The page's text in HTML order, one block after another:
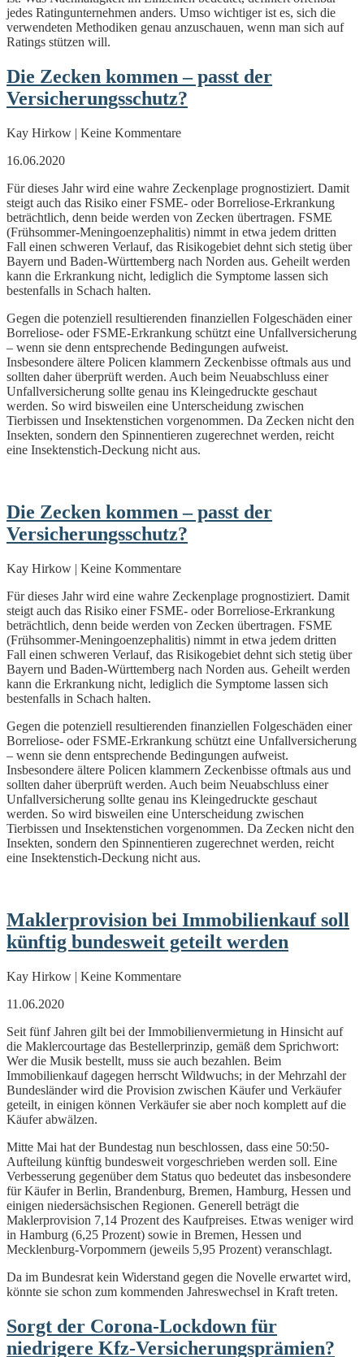
jedes Ratingunternehmen anders. Umso wichtiger ist es, sich die
verwendeten Methodiken genau anzuschauen, wenn man sich auf
Ratings stützen will.
Die Zecken kommen – passt der
Versicherungsschutz?
Kay Hirkow | Keine Kommentare
16.06.2020
Für dieses Jahr wird eine wahre Zeckenplage prognostiziert. Damit
steigt auch das Risiko einer FSME- oder Borreliose-Erkrankung
beträchtlich, denn beide werden von Zecken übertragen. FSME
(Frühsommer-Meningoenzephalitis) nimmt in etwa jedem dritten
Fall einen schweren Verlauf, das Risikogebiet dehnt sich stetig über
Bayern und Baden-Württemberg nach Norden aus. Geheilt werden
kann die Erkrankung nicht, lediglich die Symptome lassen sich
bestenfalls in Schach halten.
Gegen die potenziell resultierenden finanziellen Folgeschäden einer
Borreliose- oder FSME-Erkrankung schützt eine Unfallversicherung
– wenn sie denn entsprechende Bedingungen aufweist.
Insbesondere ältere Policen klammern Zeckenbisse oftmals aus und
sollten daher überprüft werden. Auch beim Neuabschluss einer
Unfallversicherung sollte genau ins Kleingedruckte geschaut
werden. So wird bisweilen eine Unterscheidung zwischen
Tierbissen und Insektenstichen vorgenommen. Da Zecken nicht den
Insekten, sondern den Spinnentieren zugerechnet werden, reicht
eine Insektenstich-Deckung nicht aus.
Die Zecken kommen – passt der
Versicherungsschutz?
Kay Hirkow | Keine Kommentare
Für dieses Jahr wird eine wahre Zeckenplage prognostiziert. Damit
steigt auch das Risiko einer FSME- oder Borreliose-Erkrankung
beträchtlich, denn beide werden von Zecken übertragen. FSME
(Frühsommer-Meningoenzephalitis) nimmt in etwa jedem dritten
Fall einen schweren Verlauf, das Risikogebiet dehnt sich stetig über
Bayern und Baden-Württemberg nach Norden aus. Geheilt werden
kann die Erkrankung nicht, lediglich die Symptome lassen sich
bestenfalls in Schach halten.
Gegen die potenziell resultierenden finanziellen Folgeschäden einer
Borreliose- oder FSME-Erkrankung schützt eine Unfallversicherung
– wenn sie denn entsprechende Bedingungen aufweist.
Insbesondere ältere Policen klammern Zeckenbisse oftmals aus und
sollten daher überprüft werden. Auch beim Neuabschluss einer
Unfallversicherung sollte genau ins Kleingedruckte geschaut
werden. So wird bisweilen eine Unterscheidung zwischen
Tierbissen und Insektenstichen vorgenommen. Da Zecken nicht den
Insekten, sondern den Spinnentieren zugerechnet werden, reicht
eine Insektenstich-Deckung nicht aus.
Maklerprovision bei Immobilienkauf soll
künftig bundesweit geteilt werden
Kay Hirkow | Keine Kommentare
11.06.2020
Seit fünf Jahren gilt bei der Immobilienvermietung in Hinsicht auf
die Maklercourtage das Bestellerprinzip, gemäß dem Sprichwort:
Wer die Musik bestellt, muss sie auch bezahlen. Beim
Immobilienkauf dagegen herrscht Wildwuchs; in der Mehrzahl der
Bundesländer wird die Provision zwischen Käufer und Verkäufer
geteilt, in einigen können Verkäufer sie aber noch komplett auf die
Käufer abwälzen.
Mitte Mai hat der Bundestag nun beschlossen, dass eine 50:50-
Aufteilung künftig bundesweit vorgeschrieben werden soll. Eine
Verbesserung gegenüber dem Status quo bedeutet das insbesondere
für Käufer in Berlin, Brandenburg, Bremen, Hamburg, Hessen und
einigen niedersächsischen Regionen. Generell beträgt die
Maklerprovision 7,14 Prozent des Kaufpreises. Etwas weniger wird
in Hamburg (6,25 Prozent) sowie in Bremen, Hessen und
Mecklenburg-Vorpommern (jeweils 5,95 Prozent) veranschlagt.
Da im Bundesrat kein Widerstand gegen die Novelle erwartet wird,
könnte sie schon zum kommenden Jahreswechsel in Kraft treten.
Sorgt der Corona-Lockdown für
niedrigere Kfz-Versicherungsprämien?